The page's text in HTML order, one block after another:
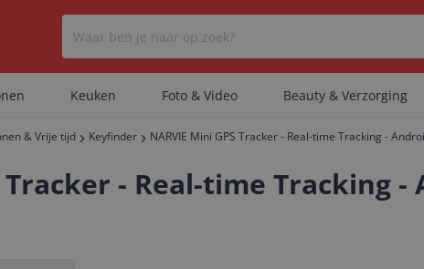
Er zijn geen categorieën
Keuken Foto & Video Beauty & Verzorging
& Vrije tijd Keyfinder NARVIE Mini GPS Tracker - Real-time Tracking -
Tracker - Real-time Tracking